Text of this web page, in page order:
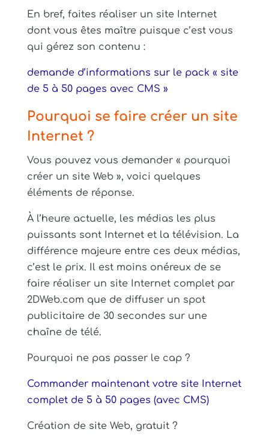
En bref, faites réaliser un site Internet
dont vous êtes maître puisque c’est vous
qui gérez son contenu :
demande d’informations sur le pack « site
de 5 à 50 pages avec CMS »
Pourquoi se faire créer un site
Internet ?
Vous pouvez vous demander « pourquoi
créer un site Web », voici quelques
éléments de réponse.
À l’heure actuelle, les médias les plus
puissants sont Internet et la télévision. La
différence majeure entre ces deux médias,
c’est le prix. Il est moins onéreux de se
faire réaliser un site Internet complet par
2DWeb.com que de diffuser un spot
publicitaire de 30 secondes sur une
chaîne de télé.
Pourquoi ne pas passer le cap ?
Commander maintenant votre site Internet
complet de 5 à 50 pages (avec CMS)
Création de site Web, gratuit ?